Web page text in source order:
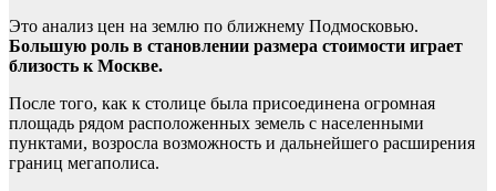
Это анализ цен на землю по ближнему Подмосковью.
Большую роль в становлении размера стоимости играет
близость к Москве.
После того, как к столице была присоединена огромная
площадь рядом расположенных земель с населенными
пунктами, возросла возможность и дальнейшего расширения
границ мегаполиса.